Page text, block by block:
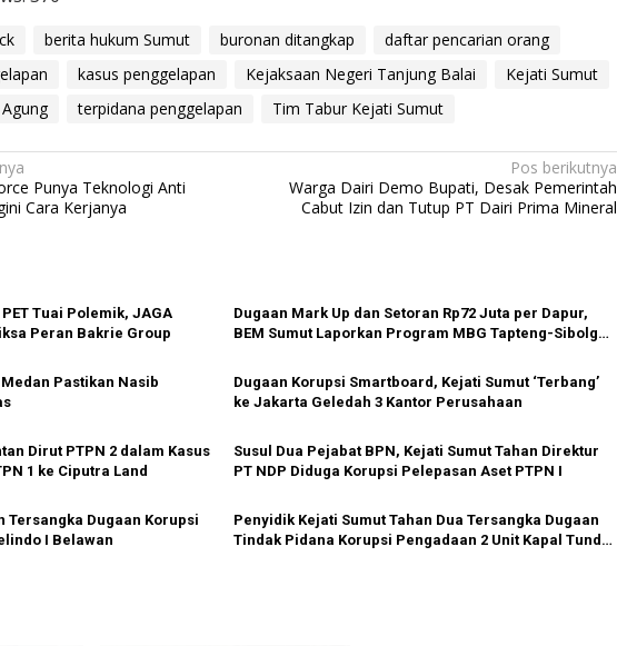
berita hukum Sumut buronan ditangkap
daftar pencarian orang
kasus penggelapan Kejaksaan Negeri Tanjung Balai
Kejati Sumut
terpidana penggelapan Tim Tabur Kejati Sumut
Punya Teknologi Anti
Cara Kerjanya
Pos berikutnya
Warga Dairi Demo Bupati, Desak Pemerintah
Cabut Izin dan Tutup PT Dairi Prima Mineral
Tuai Polemik, JAGA
Peran Bakrie Group
Dugaan Mark Up dan Setoran Rp72 Juta per Dapur,
BEM Sumut Laporkan Program MBG Tapteng-Sibolga
Medan Pastikan Nasib
Dugaan Korupsi Smartboard, Kejati Sumut ‘Terbang’
ke Jakarta Geledah 3 Kantor Perusahaan
Dirut PTPN 2 dalam Kasus
1 ke Ciputra Land
Susul Dua Pejabat BPN, Kejati Sumut Tahan Direktur
PT NDP Diduga Korupsi Pelepasan Aset PTPN I
Tersangka Dugaan Korupsi
I Belawan
Penyidik Kejati Sumut Tahan Dua Tersangka Dugaan
Tindak Pidana Korupsi Pengadaan 2 Unit Kapal Tunda